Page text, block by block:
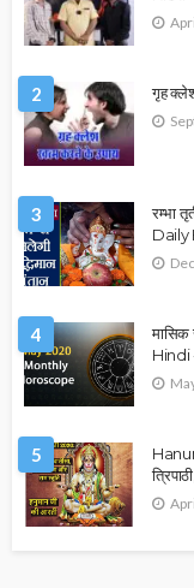
2 गृह
3
रम्भा
Daily
4
Hindi
5